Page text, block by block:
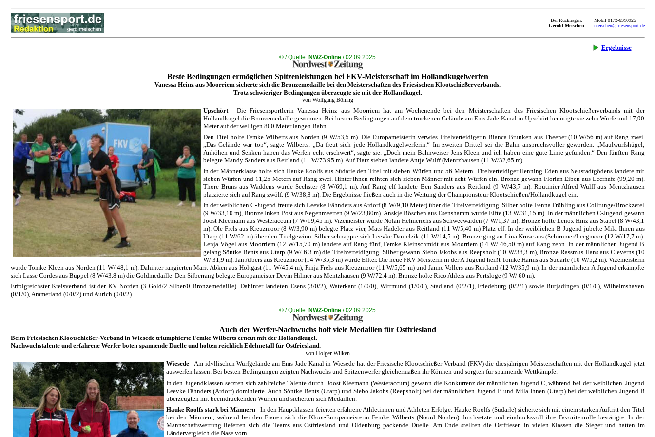
Bei Rückfragen:
Gerold Meischen
Mobil 0172-6310925
meischen@friesensport.de
Ergebnisse
© / Quelle: NWZ-Online / 02.09.2025
Beste Bedingungen ermöglichen Spitzenleistungen bei FKV-Meisterschaft im Hollandkugelwerfen
Vanessa Heinz aus Moorriem sicherte sich die Bronzemedaille bei den Meisterschaften des Friesischen Klootschießerverbands.
Trotz schwieriger Bedingungen überzeugte sie mit der Hollandkugel.
von Wolfgang Böning
Upschört- Die Friesensportlerin Vanessa Heinz aus Moorriem hat am Wochenende bei den Meisterschaften des Friesischen Klootschießerverbands mit der
Hollandkugel die Bronzemedaille gewonnen. Bei besten Bedingungen auf dem trockenen Gelände am Ems-Jade-Kanal in Upschört benötigte sie zehn Würfe und 17,90
Meter auf der welligen 800 Meter langen Bahn.
Den Titel holte Femke Wilberts aus Norden (9 W/53,5 m). Die Europameisterin verwies Titelverteidigerin Bianca Brunken aus Theener (10 W/56 m) auf Rang zwei.
„Das Gelände war top“, sagte Wilberts. „Da freut sich jede Hollandkugelwerferin.“ Im zweiten Drittel sei die Bahn anspruchsvoller geworden. „Maulwurfshügel,
Anhöhen und Senken haben das Werfen echt erschwert“, sagte sie. „Doch mein Bahnweiser Jens Kleen und ich haben eine gute Linie gefunden.“ Den fünften Rang
belegte Mandy Sanders aus Reitland (11 W/73,95 m). Auf Platz sieben landete Antje Wulff (Mentzhausen (11 W/32,65 m).
In der Männerklasse holte sich Hauke Roolfs aus Südarle den Titel mit sieben Würfen und 56 Metern. Titelverteidiger Henning Eden aus Neustadtgödens landete mit
sieben Würfen und 11,25 Metern auf Rang zwei. Hinter ihnen reihten sich sieben Männer mit acht Würfen ein. Bronze gewann Florian Eiben aus Leerhafe (99,20 m).
Thore Bruns aus Waddens wurde Sechster (8 W/69,1 m). Auf Rang elf landete Ben Sanders aus Reitland (9 W/43,7 m). Routinier Alfred Wulff aus Mentzhausen
platzierte sich auf Rang zwölf. (9 W/38,8 m). Die Ergebnisse fließen auch in die Wertung der Championstour Klootschießen/Hollandkugel ein.
In der weiblichen C-Jugend freute sich Leevke Fähnders aus Ardorf (8 W/9,10 Meter) über die Titelverteidigung. Silber holte Fenna Fröhling aus Collrunge/Brockzetel
(9 W/33,10 m), Bronze Inken Post aus Negenmeerten (9 W/23,80m). Anskje Böschen aus Esenshamm wurde Elfte (13 W/31,15 m). In der männlichen C-Jugend gewann
Joost Kleemann aus Westeraccum (7 W/19,45 m). Vizemeister wurde Nolan Helmerichs aus Schweewarden (7 W/1,37 m). Bronze holte Lenox Hinz aus Stapel (8 W/43,1
m). Ole Frels aus Kreuzmoor (8 W/3,90 m) belegte Platz vier, Mats Hadeler aus Reitland (11 W/5,40 m) Platz elf. In der weiblichen B-Jugend jubelte Mila Ihnen aus
Utarp (11 W/62 m) über den Titelgewinn. Silber schnappte sich Leevke Danielzik (11 W/14,5 m). Bronze ging an Lina Kruse aus (Schirumer/Leegmoor (12 W/17,7 m).
Lenja Vögel aus Moorriem (12 W/15,70 m) landete auf Rang fünf, Femke Kleinschmidt aus Moorriem (14 W/ 46,50 m) auf Rang zehn. In der männlichen Jugend B
gelang Söntke Bents aus Utarp (9 W/ 6,3 m) die Titelverteidigung. Silber gewann Siebo Jakobs aus Reepsholt (10 W/38,3 m), Bronze Rassmus Hans aus Cleverns (10
W/ 31,9 m). Jan Albers aus Kreuzmoor (14 W/35,3 m) wurde Elfter. Die neue FKV-Meisterin in der A-Jugend heißt Tomke Harms aus Südarle (10 W/5,2 m). Vizemeisterin
wurde Tomke Kleen aus Norden (11 W/ 48,1 m). Dahinter rangierten Marit Abken aus Holtgast (11 W/45,4 m), Finja Frels aus Kreuzmoor (11 W/5,65 m) und Janne Vollers aus Reitland (12 W/35,9 m). In der männlichen A-Jugend erkämpfte
sich Lasse Cordes aus Büppel (8 W/43,8 m) die Goldmedaille. Den Silberrang belegte Europameister Devin Hilmer aus Mentzhausen (9 W/72,4 m). Bronze holte Rico Ahlers aus Portsloge (9 W/ 60 m).
Erfolgreichster Kreisverband ist der KV Norden (3 Gold/2 Silber/0 Bronzemedaille). Dahinter landeten Esens (3/0/2), Waterkant (1/0/0), Wittmund (1/0/0), Stadland (0/2/1), Friedeburg (0/2/1) sowie Butjadingen (0/1/0), Wilhelmshaven
(0/1/0), Ammerland (0/0/2) und Aurich (0/0/2).
© / Quelle: NWZ-Online / 02.09.2025
Auch der Werfer-Nachwuchs holt viele Medaillen für Ostfriesland
Beim Friesischen Klootschießer-Verband in Wiesede triumphierte Femke Wilberts erneut mit der Hollandkugel.
Nachwuchstalente und erfahrene Werfer boten spannende Duelle und holten reichlich Edelmetall für Ostfriesland.
von Holger Wilken
Wiesede- Am idyllischen Wurfgelände am Ems-Jade-Kanal in Wiesede hat der Friesische Klootschießer-Verband (FKV) die diesjährigen Meisterschaften mit der Hollandkugel jetzt
auswerfen lassen. Bei besten Bedingungen zeigten Nachwuchs und Spitzenwerfer gleichermaßen ihr Können und sorgten für spannende Wettkämpfe.
In den Jugendklassen setzten sich zahlreiche Talente durch. Joost Kleemann (Westeraccum) gewann die Konkurrenz der männlichen Jugend C, während bei der weiblichen. Jugend
Leevke Fähnders (Ardorf) dominierte. Auch Söntke Bents (Utarp) und Siebo Jakobs (Reepsholt) bei der männlichen Jugend B und Mila Ihnen (Utarp) bei der weiblichen Jugend B
überzeugten mit beeindruckenden Würfen und sicherten sich Medaillen.
Hauke Roolfs stark bei Männern- In den Hauptklassen feierten erfahrene Athletinnen und Athleten Erfolge: Hauke Roolfs (Südarle) sicherte sich mit einem starken Auftritt den Titel
bei den Männern, während bei den Frauen sich die Kloot-Europameisterin Femke Wilberts (Noord Norden) durchsetzte und eindrucksvoll ihre Favoritenrolle bestätigte. In der
Mannschaftswertung lieferten sich die Teams aus Ostfriesland und Oldenburg packende Duelle. Am Ende stellten die Ostfriesen in vielen Klassen die Sieger und hatten im
Ländervergleich die Nase vorn.